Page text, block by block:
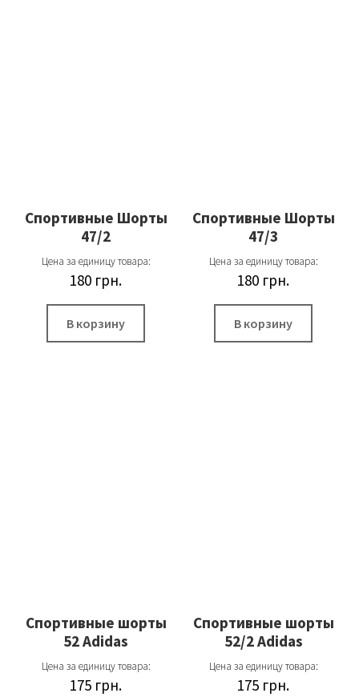
Спортивные Шорты
47/2
Цена за единицу товара:
180 грн.
В корзину
Спортивные Шорты
47/3
Цена за единицу товара:
180 грн.
В корзину
Спортивные шорты
52 Adidas
Цена за единицу товара:
175 грн.
Спортивные шорты
52/2 Adidas
Цена за единицу товара:
175 грн.